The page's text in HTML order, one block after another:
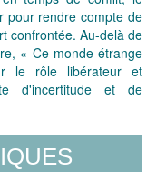
pour rendre compte de
confrontée. Au-delà de
« Ce monde étrange
le rôle libérateur et
d'incertitude et de